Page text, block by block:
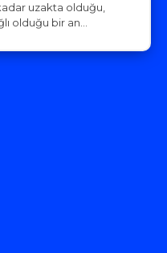
uzakta olduğu,
olduğu bir an…